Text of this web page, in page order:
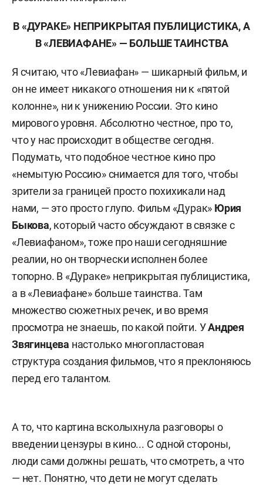
В «ДУРАКЕ» НЕПРИКРЫТАЯ ПУБЛИЦИСТИКА, А
В «ЛЕВИАФАНЕ» — БОЛЬШЕ ТАИНСТВА
Я считаю, что «Левиафан» — шикарный фильм, и
он не имеет никакого отношения ни к «пятой
колонне», ни к унижению России. Это кино
мирового уровня. Абсолютно честное, про то,
что у нас происходит в обществе сегодня.
Подумать, что подобное честное кино про
«немытую Россию» снимается для того, чтобы
зрители за границей просто похихикали над
нами, — это просто глупо. Фильм «Дурак» Юрия
Быкова, который часто обсуждают в связке с
«Левиафаном», тоже про наши сегодняшние
реалии, но он творчески исполнен более
топорно. В «Дураке» неприкрытая публицистика,
а в «Левиафане» больше таинства. Там
множество сюжетных речек, и во время
просмотра не знаешь, по какой пойти. УАндрея
Звягинцева настолько многопластовая
структура создания фильмов, что я преклоняюсь
перед его талантом.
А то, что картина всколыхнула разговоры о
введении цензуры в кино... С одной стороны,
люди сами должны решать, что смотреть, а что
— нет. Понятно, что дети не могут сделать